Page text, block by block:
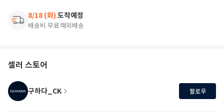
8/18 (화) 도착예정
배송비 무료해외배송
셀러 스토어
구하다_CK 팔로우